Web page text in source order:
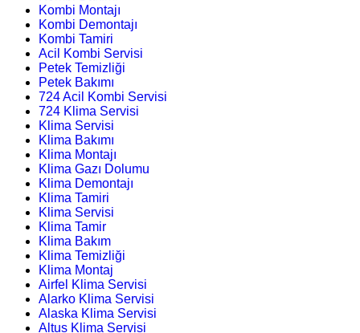
Kombi Montajı
Kombi Demontajı
Kombi Tamiri
Acil Kombi Servisi
Petek Temizliği
Petek Bakımı
724 Acil Kombi Servisi
724 Klima Servisi
Klima Servisi
Klima Bakımı
Klima Montajı
Klima Gazı Dolumu
Klima Demontajı
Klima Tamiri
Klima Servisi
Klima Tamir
Klima Bakım
Klima Temizliği
Klima Montaj
Airfel Klima Servisi
Alarko Klima Servisi
Alaska Klima Servisi
Altus Klima Servisi